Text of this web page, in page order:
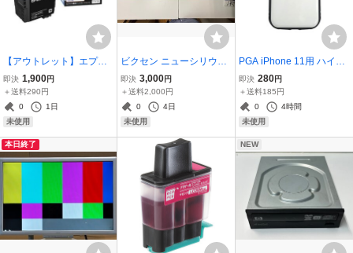
【アウトレット】エプソ
ン インク カートリッジ ブ
ラック 大容量 ICBK75
即決 1,900円
＋送料290円
0
1日
未使用
ビクセン ニューシリウス-
50L
即決 3,000円
＋送料2,000円
0
4日
未使用
PGA iPhone 11用 ハイブ
リッドタフケース アベン
ジャーズ/ホワイト PG-DP
T19B10AVG
即決 280円
＋送料185円
0
4時間
未使用
本日終了 NEW